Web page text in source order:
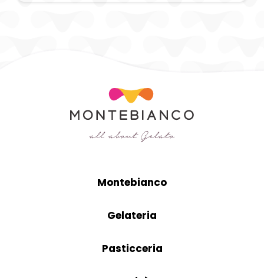
Montebianco
Gelateria
Pasticceria